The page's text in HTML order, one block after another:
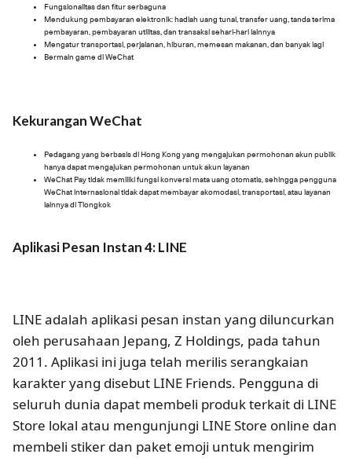
Fungsionalitas dan fitur serbaguna
Mendukung pembayaran elektronik: hadiah uang tunai, transfer uang, tanda terima
pembayaran, pembayaran utilitas, dan transaksi sehari-hari lainnya
Mengatur transportasi, perjalanan, hiburan, memesan makanan, dan banyak lagi
Bermain game di WeChat
Kekurangan WeChat
Pedagang yang berbasis di Hong Kong yang mengajukan permohonan akun publik
hanya dapat mengajukan permohonan untuk akun layanan
WeChat Pay tidak memiliki fungsi konversi mata uang otomatis, sehingga pengguna
WeChat internasional tidak dapat membayar akomodasi, transportasi, atau layanan
lainnya di Tiongkok
Aplikasi Pesan Instan 4: LINE
LINE adalah aplikasi pesan instan yang diluncurkan
oleh perusahaan Jepang, Z Holdings, pada tahun
2011. Aplikasi ini juga telah merilis serangkaian
karakter yang disebut LINE Friends. Pengguna di
seluruh dunia dapat membeli produk terkait di LINE
Store lokal atau mengunjungi LINE Store online dan
membeli stiker dan paket emoji untuk mengirim